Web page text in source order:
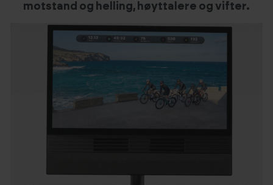
motstand og helling, høyttalere og vifter.